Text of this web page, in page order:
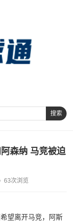
搜索
森纳 马竞被迫
63次浏览
望离开马竞，阿斯